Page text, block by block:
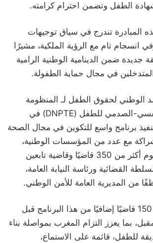
الطفل وتضمن احترام كرامته.
المبادرة تندرج في سياق توجيهات
انسجام تام مع الرؤية الملكية، مشيرًا
جديدة ضمن الدينامية الوطنية الرامية
في مجال حماية الطفولة.
الوطني لحقوق الطفل لـ المنظومة
الوطنية للدعم النفسي-الصدمي للطفل (DNPTE) في
2023، تم تنفيذ برنامج واسع للتكوين في مجال الصحة
مع عدد من المؤسسات الوطنية،
استفاد منه إلى اليوم أكثر من 350 قاضيًا وقاضية تابعين
القضائية ورئاسة النيابة العامة،
ويُنتظر أن يستفيد 150 قاضيًا إضافيًا من هذا البرنامج قبل
بما يعزز التزام المغرب بمواصلة بناء
للطفل، قائمة على الاستماع،